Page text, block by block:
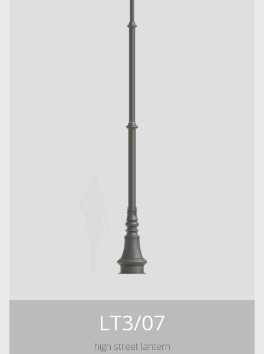
LT3/07
high street lantern